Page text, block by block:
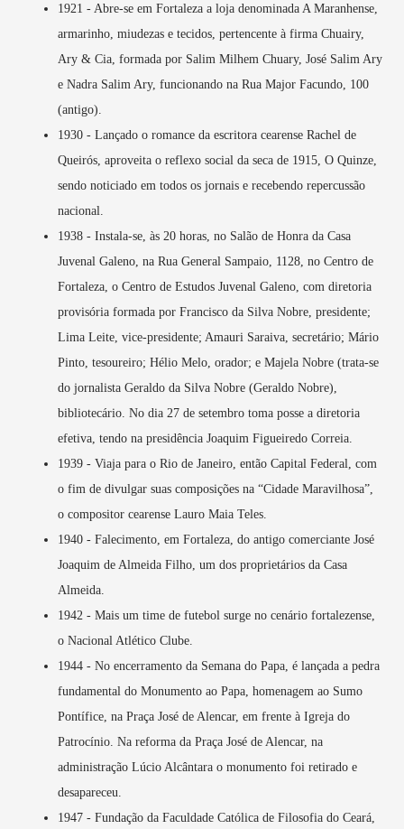
1921 - Abre-se em Fortaleza a loja denominada A Maranhense,
armarinho, miudezas e tecidos, pertencente à firma Chuairy,
Ary & Cia, formada por Salim Milhem Chuary, José Salim Ary
e Nadra Salim Ary, funcionando na Rua Major Facundo, 100
(antigo).
1930 - Lançado o romance da escritora cearense Rachel de
Queirós, aproveita o reflexo social da seca de 1915, O Quinze,
sendo noticiado em todos os jornais e recebendo repercussão
nacional.
1938 - Instala-se, às 20 horas, no Salão de Honra da Casa
Juvenal Galeno, na Rua General Sampaio, 1128, no Centro de
Fortaleza, o Centro de Estudos Juvenal Galeno, com diretoria
provisória formada por Francisco da Silva Nobre, presidente;
Lima Leite, vice-presidente; Amauri Saraiva, secretário; Mário
Pinto, tesoureiro; Hélio Melo, orador; e Majela Nobre (trata-se
do jornalista Geraldo da Silva Nobre (Geraldo Nobre),
bibliotecário. No dia 27 de setembro toma posse a diretoria
efetiva, tendo na presidência Joaquim Figueiredo Correia.
1939 - Viaja para o Rio de Janeiro, então Capital Federal, com
o fim de divulgar suas composições na “Cidade Maravilhosa”,
o compositor cearense Lauro Maia Teles.
1940 - Falecimento, em Fortaleza, do antigo comerciante José
Joaquim de Almeida Filho, um dos proprietários da Casa
Almeida.
1942 - Mais um time de futebol surge no cenário fortalezense,
o Nacional Atlético Clube.
1944 - No encerramento da Semana do Papa, é lançada a pedra
fundamental do Monumento ao Papa, homenagem ao Sumo
Pontífice, na Praça José de Alencar, em frente à Igreja do
Patrocínio. Na reforma da Praça José de Alencar, na
administração Lúcio Alcântara o monumento foi retirado e
desapareceu.
1947 - Fundação da Faculdade Católica de Filosofia do Ceará,